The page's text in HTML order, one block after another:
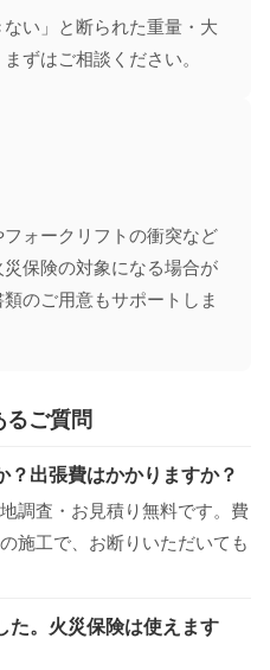
い」と断られた重量・大
ずはご相談ください。
ォークリフトの衝突など
保険の対象になる場合が
のご用意もサポートしま
ご質問
出張費はかかりますか？
調査・お見積り無料です。費
施工で、お断りいただいても
た。火災保険は使えます